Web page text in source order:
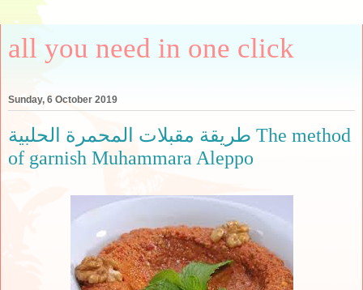
all you need in one click
Sunday, 6 October 2019
طريقة مقبلات المحمرة الحلبية The method
of garnish Muhammara Aleppo